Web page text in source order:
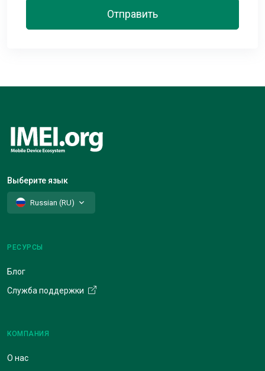
Отправить
Выберите язык
Russian (RU)
РЕСУРСЫ
Блог
Служба поддержки
КОМПАНИЯ
О нас